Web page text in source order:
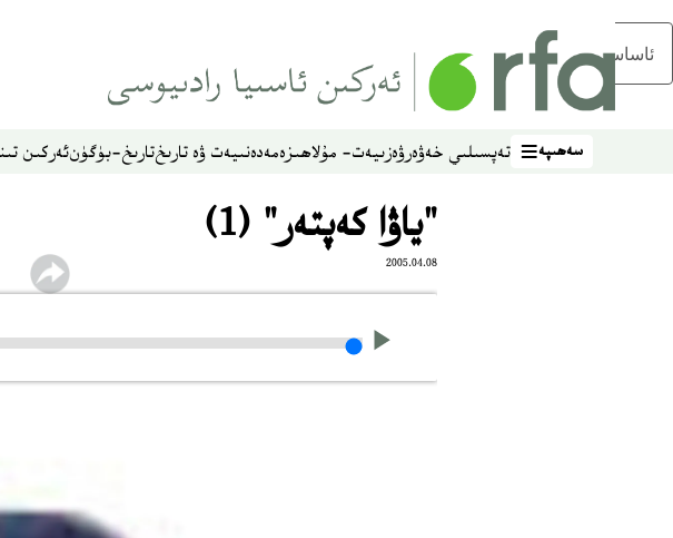
ئاساسلىق مەزمۇنغا ئاتلاڭ
سەھىپە
سەھىپە تەپسىلىي خەۋەرۋەزىيەت- مۇلاھىزەمەدەنىيەت ۋە تارىختارىخ-بۈگۈنئەركىن
"ياۋا كەپتەر" (1)
2005.04.08